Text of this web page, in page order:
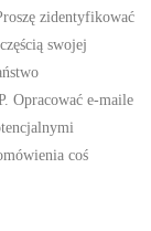
zidentyfikować
swojej
Opracować e-maile
coś